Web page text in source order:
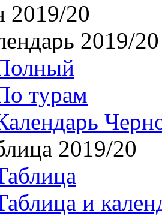
2019/20
2019/20
турам
2019/20
и